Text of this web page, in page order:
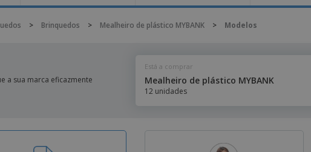
Tendências
takeaway
Expositores
Posters
Novos Produtos
de alimentação
Descartáveis
Relógios de pulso
Medalhas
Promoções
Personalizadas
> Brinquedos > Mealheiro de plástico MYBANK > Modelos
a sua marca eficazmente
Está a comprar
Mealheiro de plástico MYBANK
12 unidades